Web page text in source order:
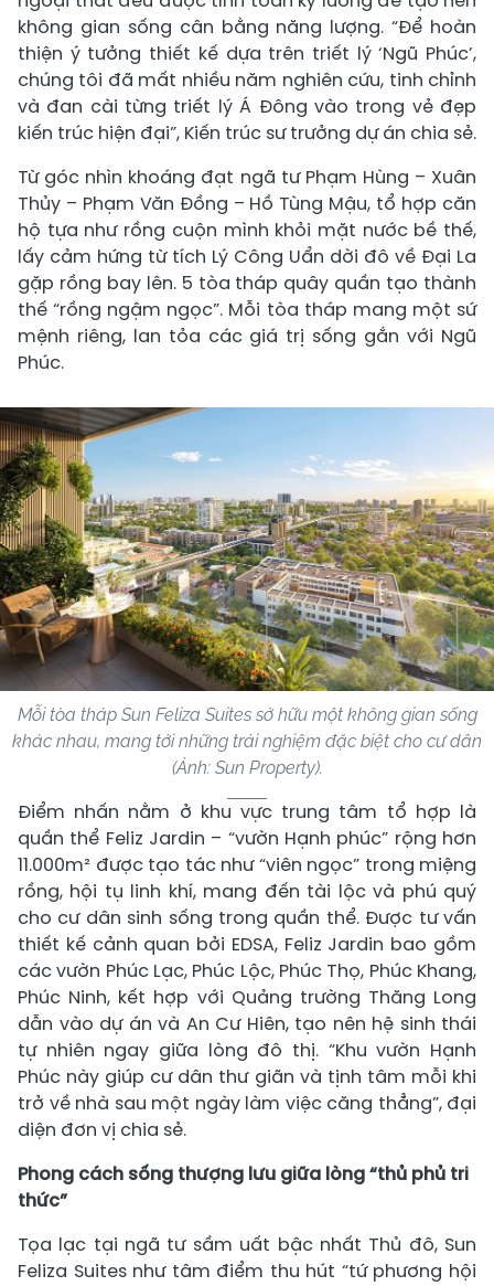
không gian sống cân bằng năng lượng. “Để hoàn
thiện ý tưởng thiết kế dựa trên triết lý ‘Ngũ Phúc’,
chúng tôi đã mất nhiều năm nghiên cứu, tinh chỉnh
và đan cài từng triết lý Á Đông vào trong vẻ đẹp
kiến trúc hiện đại”, Kiến trúc sư trưởng dự án chia sẻ.
Từ góc nhìn khoáng đạt ngã tư Phạm Hùng – Xuân
Thủy – Phạm Văn Đồng – Hồ Tùng Mậu, tổ hợp căn
hộ tựa như rồng cuộn mình khỏi mặt nước bề thế,
lấy cảm hứng từ tích Lý Công Uẩn dời đô về Đại La
gặp rồng bay lên. 5 tòa tháp quây quần tạo thành
thế “rồng ngậm ngọc”. Mỗi tòa tháp mang một sứ
mệnh riêng, lan tỏa các giá trị sống gắn với Ngũ
Phúc.
Mỗi tòa tháp Sun Feliza Suites sở hữu một không gian sống
khác nhau, mang tới những trải nghiệm đặc biệt cho cư dân
(Ảnh: Sun Property).
Điểm nhấn nằm ở khu vực trung tâm tổ hợp là
quần thể Feliz Jardin – “vườn Hạnh phúc” rộng hơn
11.000m² được tạo tác như “viên ngọc” trong miệng
rồng, hội tụ linh khí, mang đến tài lộc và phú quý
cho cư dân sinh sống trong quần thể. Được tư vấn
thiết kế cảnh quan bởi EDSA, Feliz Jardin bao gồm
các vườn Phúc Lạc, Phúc Lộc, Phúc Thọ, Phúc Khang,
Phúc Ninh, kết hợp với Quảng trường Thăng Long
dẫn vào dự án và An Cư Hiên, tạo nên hệ sinh thái
tự nhiên ngay giữa lòng đô thị. “Khu vườn Hạnh
Phúc này giúp cư dân thư giãn và tịnh tâm mỗi khi
trở về nhà sau một ngày làm việc căng thẳng”, đại
diện đơn vị chia sẻ.
Phong cách sống thượng lưu giữa lòng “thủ phủ tri
thức”
Tọa lạc tại ngã tư sầm uất bậc nhất Thủ đô, Sun
Feliza Suites như tâm điểm thu hút “tứ phương hội